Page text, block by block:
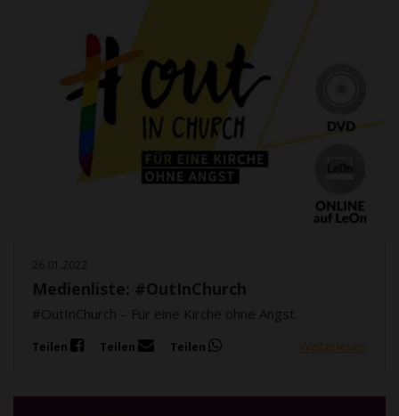
26.01.2022
Medienliste: #OutInChurch
#OutInChurch – Für eine Kirche ohne Angst.
Teilen Teilen Teilen Weiterlesen